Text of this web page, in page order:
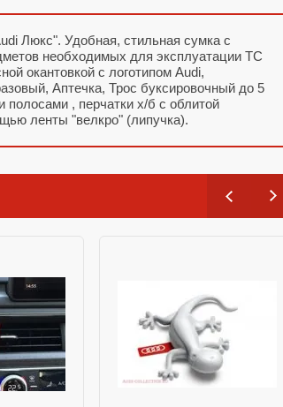
Люкс". Удобная, стильная сумка с
необходимых для эксплуатации ТС
окантовкой с логотипом Audi,
Аптечка, Трос буксировочный до 5
, перчатки х/б с облитой
ленты "велкро" (липучка).